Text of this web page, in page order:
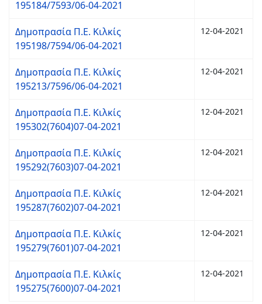
195184/7593/06-04-2021
Δημοπρασία Π.Ε. Κιλκίς
195198/7594/06-04-2021
12-04-2021
Δημοπρασία Π.Ε. Κιλκίς
195213/7596/06-04-2021
12-04-2021
Δημοπρασία Π.Ε. Κιλκίς
195302(7604)07-04-2021
12-04-2021
Δημοπρασία Π.Ε. Κιλκίς
195292(7603)07-04-2021
12-04-2021
Δημοπρασία Π.Ε. Κιλκίς
195287(7602)07-04-2021
12-04-2021
Δημοπρασία Π.Ε. Κιλκίς
195279(7601)07-04-2021
12-04-2021
Δημοπρασία Π.Ε. Κιλκίς
195275(7600)07-04-2021
12-04-2021